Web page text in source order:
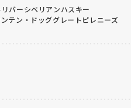
バーシベリアンハスキー
テン・ドッググレートピレニーズ